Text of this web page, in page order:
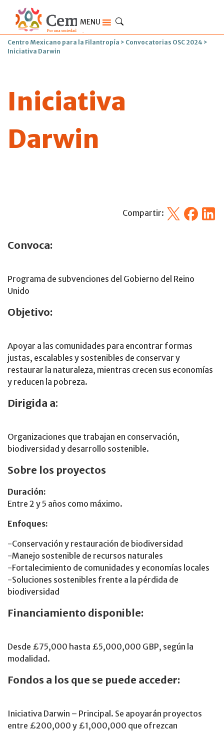
MENU
Centro Mexicano para la Filantropía > Convocatorias OSC 2024 >
Iniciativa Darwin
Iniciativa
Darwin
Compartir: X Facebook
Convoca:
Programa de subvenciones del Gobierno del Reino
Unido
Objetivo:
Apoyar a las comunidades para encontrar formas
justas, escalables y sostenibles de conservar y
restaurar la naturaleza, mientras crecen sus economías
y reducen la pobreza.
Dirigida a:
Organizaciones que trabajan en conservación,
biodiversidad y desarrollo sostenible.
Sobre los proyectos
Duración:
Entre 2 y 5 años como máximo.
Enfoques:
-Conservación y restauración de biodiversidad
-Manejo sostenible de recursos naturales
-Fortalecimiento de comunidades y economías locales
-Soluciones sostenibles frente a la pérdida de
biodiversidad
Financiamiento disponible:
Desde £75,000 hasta £5,000,000 GBP, según la
modalidad.
Fondos a los que se puede acceder:
Iniciativa Darwin – Principal. Se apoyarán proyectos
entre £200,000 y £1,000,000 que ofrezcan